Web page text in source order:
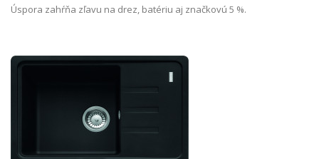
Úspora zahŕňa zľavu na drez, batériu aj značkovú 5 %.